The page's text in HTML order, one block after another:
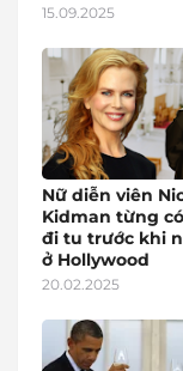
15.09.2025
Nữ diễn viên
Kidman từng
đi tu trước khi
ở Hollywood
20.02.2025